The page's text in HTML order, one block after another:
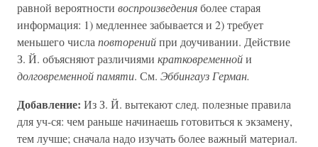
равной вероятности воспроизведенияболее старая
информация: 1) медленнее забывается и 2) требует
меньшего числа повторенийпри доучивании. Действие
З. Й. объясняют различиями кратковременнойи
долговременной памяти. См. Эббингауз Герман.
Добавление: Из З. Й. вытекают след. полезные правила
для уч-ся: чем раньше начинаешь готовиться к экзамену,
тем лучше; сначала надо изучать более важный материал.